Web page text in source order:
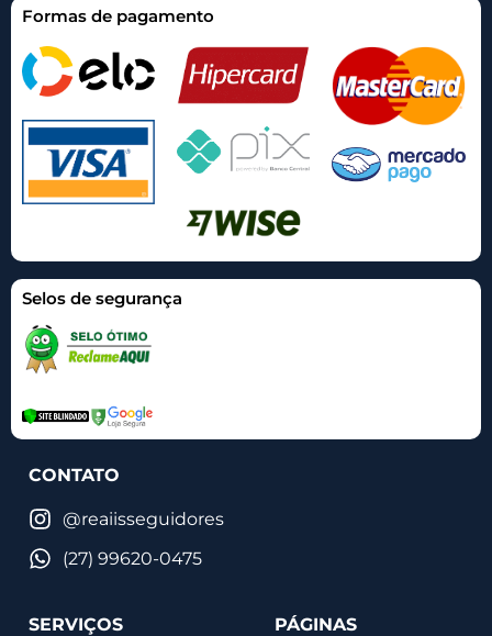
Formas de pagamento
Selos de segurança
CONTATO
@reaiisseguidores
(27) 99620-0475
SERVIÇOS PÁGINAS